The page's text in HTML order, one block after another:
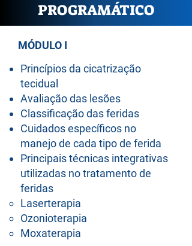
PROGRAMÁTICO
MÓDULO I
Princípios da cicatrização
tecidual
Avaliação das lesões
Classificação das feridas
Cuidados específicos no
manejo de cada tipo de ferida
Principais técnicas integrativas
utilizadas no tratamento de
feridas
Laserterapia​
Ozonioterapia
Moxaterapia